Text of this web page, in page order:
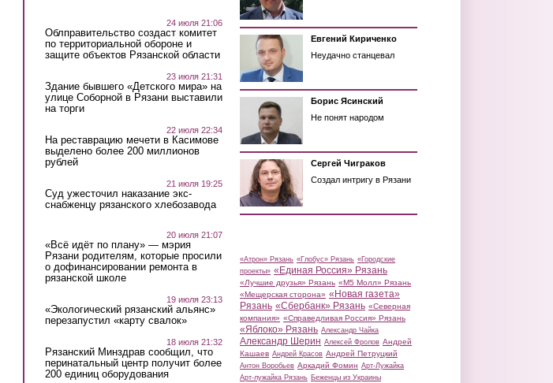
24 июля 21:06
Облправительство создаст комитет
по территориальной обороне и
защите объектов Рязанской области
23 июля 21:31
Здание бывшего «Детского мира» на
улице Соборной в Рязани выставили
на торги
22 июля 22:34
На реставрацию мечети в Касимове
выделено более 200 миллионов
рублей
21 июля 19:25
Суд ужесточил наказание экс-
снабженцу рязанского хлебозавода
20 июля 21:07
«Всё идёт по плану» — мэрия
Рязани родителям, которые просили
о дофинансировании ремонта в
рязанской школе
19 июля 23:13
«Экологический рязанский альянс»
перезапустил «карту свалок»
18 июля 21:32
Рязанский Минздрав сообщил, что
перинатальный центр получит более
200 единиц оборудования
Евгений Кириченко
Неудачно станцевал
Борис Ясинский
Не понят народом
Сергей Чиграков
Создал интригу в Рязани
«Атрон» Рязань «Глобус» Рязань «Городские
проекты» «Единая Россия» Рязань
«Лучшие друзья» Рязань «М5 Молл» Рязань
«Мещерская сторона» «Новая газета»
Рязань «Сбербанк» Рязань «Северная
компания» «Справедливая Россия» Рязань
«Яблоко» Рязань Александр Чайка
Александр Шерин Алексей Фролов Андрей
Кашаев Андрей Красов Андрей Петруцкий
Антон Воробьев Аркадий Фомин Арт-Лужайка
Арт-лужайка Рязань Беженцы из Украины